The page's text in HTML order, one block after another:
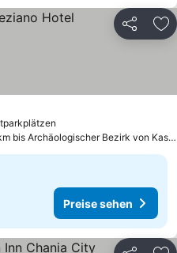
Teilen
sehen
bis Archäologischer Bezirk von
Preise sehen